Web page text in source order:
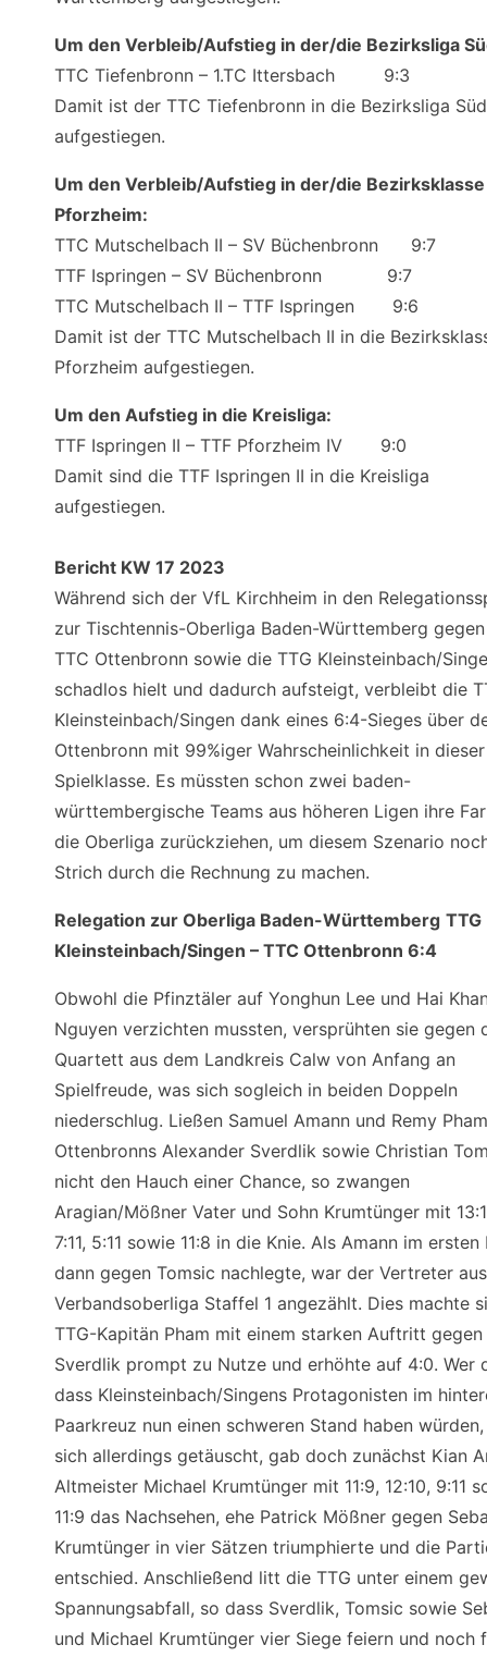
Um den Verbleib/Aufstieg in der/die Bezirksliga
TTC Tiefenbronn – 1.TC Ittersbach 9:3
Damit ist der TTC Tiefenbronn in die Bezirksliga Süd
aufgestiegen.
Um den Verbleib/Aufstieg in der/die Bezirksklasse
Pforzheim:
TTC Mutschelbach II – SV Büchenbronn 9:7
TTF Ispringen – SV Büchenbronn 9:7
TTC Mutschelbach II – TTF Ispringen 9:6
Damit ist der TTC Mutschelbach II in die
Pforzheim aufgestiegen.
Um den Aufstieg in die Kreisliga:
TTF Ispringen II – TTF Pforzheim IV 9:0
Damit sind die TTF Ispringen II in die Kreisliga
aufgestiegen.
Bericht KW 17 2023
Während sich der VfL Kirchheim in den
zur Tischtennis-Oberliga Baden-Württemberg
TTC Ottenbronn sowie die TTG Kleinsteinbach/
schadlos hielt und dadurch aufsteigt, verbleibt die
Kleinsteinbach/Singen dank eines 6:4-Sieges über
Ottenbronn mit 99%iger Wahrscheinlichkeit in dieser
Spielklasse. Es müssten schon zwei baden-
württembergische Teams aus höheren Ligen ihre
die Oberliga zurückziehen, um diesem Szenario
Strich durch die Rechnung zu machen.
Relegation zur Oberliga Baden-Württemberg TTG
Kleinsteinbach/Singen – TTC Ottenbronn 6:4
Obwohl die Pfinztäler auf Yonghun Lee und Hai
Nguyen verzichten mussten, versprühten sie gegen
Quartett aus dem Landkreis Calw von Anfang an
Spielfreude, was sich sogleich in beiden Doppeln
niederschlug. Ließen Samuel Amann und Remy Pham
Ottenbronns Alexander Sverdlik sowie Christian
nicht den Hauch einer Chance, so zwangen
Aragian/Mößner Vater und Sohn Krumtünger mit
7:11, 5:11 sowie 11:8 in die Knie. Als Amann im ersten
dann gegen Tomsic nachlegte, war der Vertreter
Verbandsoberliga Staffel 1 angezählt. Dies machte
TTG-Kapitän Pham mit einem starken Auftritt gegen
Sverdlik prompt zu Nutze und erhöhte auf 4:0. Wer
dass Kleinsteinbach/Singens Protagonisten im
Paarkreuz nun einen schweren Stand haben
sich allerdings getäuscht, gab doch zunächst Kian
Altmeister Michael Krumtünger mit 11:9, 12:10, 9:11
11:9 das Nachsehen, ehe Patrick Mößner gegen
Krumtünger in vier Sätzen triumphierte und die
entschied. Anschließend litt die TTG unter einem
Spannungsabfall, so dass Sverdlik, Tomsic sowie
und Michael Krumtünger vier Siege feiern und noch